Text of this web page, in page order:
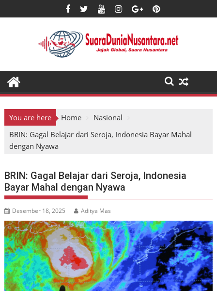
to
You are here Home
Nasional
BRIN: Gagal Belajar dari Seroja, Indonesia Bayar Mahal
dengan Nyawa
BRIN: Gagal Belajar dari Seroja, Indonesia
Bayar Mahal dengan Nyawa
Desember 18, 2025 Aditya Mas